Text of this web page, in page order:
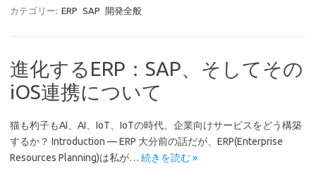
カテゴリー: ERP SAP 開発全般
進化するERP：SAP、そしてその
iOS連携について
猫も杓子もAI、AI、IoT、IoTの時代、企業向けサービスをどう構築
するか？ Introduction — ERP 大分前の話だが、ERP(Enterprise
Resources Planning)は私が… 続きを読む »